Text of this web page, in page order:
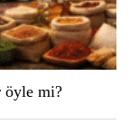
öyle mi?